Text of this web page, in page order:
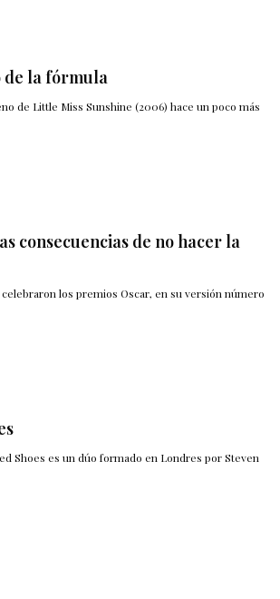
de la fórmula
de Little Miss Sunshine (2006) hace un poco más
consecuencias de no hacer la
los premios Oscar, en su versión número
Shoes es un dúo formado en Londres por Steven